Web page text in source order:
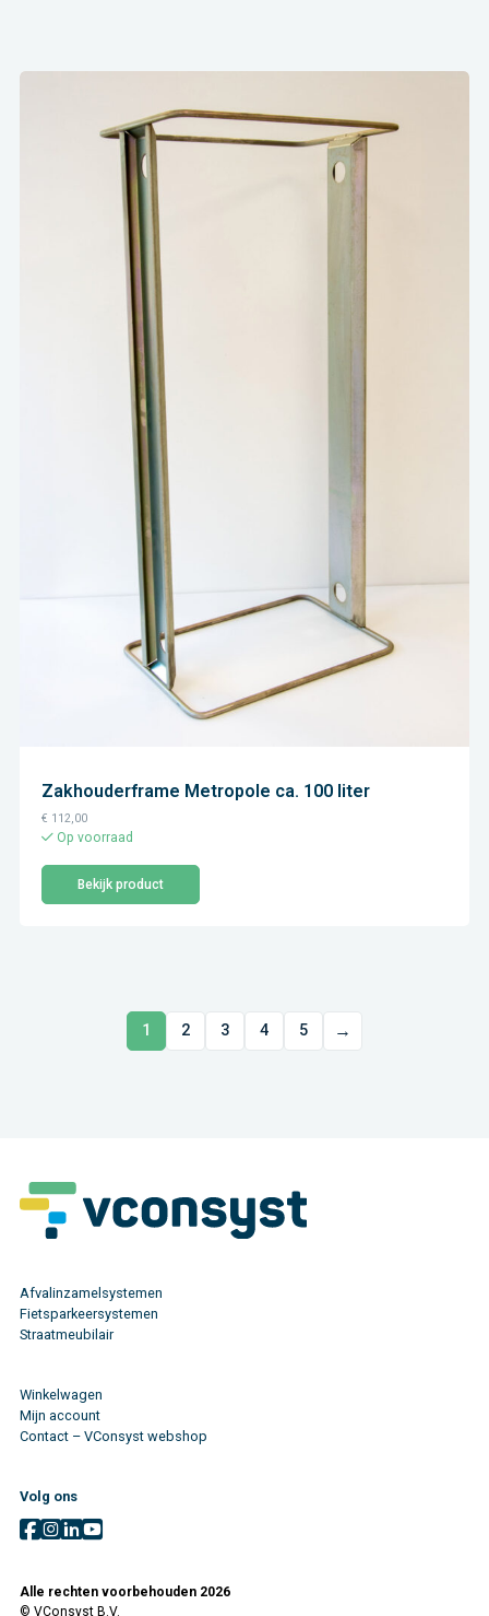
Zakhouderframe Metropole ca. 100 liter
€ 112,00
Op voorraad
Bekijk product
1 2 3 4 5 →
Afvalinzamelsystemen
Fietsparkeersystemen
Straatmeubilair
Winkelwagen
Mijn account
Contact – VConsyst webshop
Volg ons
Alle rechten voorbehouden 2026
© VConsyst B.V.